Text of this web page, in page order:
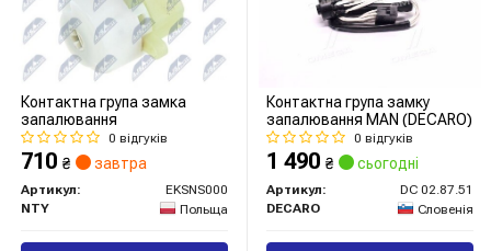
Контактна група замка
запалювання
0 відгуків
710 ₴ завтра
Артикул:
EKSNS000
NTY
Польща
Контактна група замку
запалювання MAN (DECARO)
0 відгуків
1 490 ₴ сьогодні
Артикул:
DC 02.87.51
DECARO
Словенія